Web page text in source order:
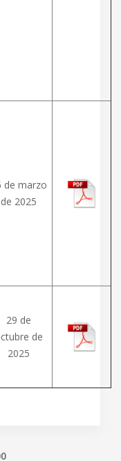
de marzo
de 2025
29 de
de
2025